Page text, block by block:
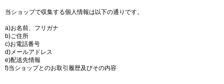
当ショップで収集する個人情報は以下の通りです。
a)お名前、フリガナ
b)ご住所
c)お電話番号
d)メールアドレス
e)配送先情報
f)当ショップとのお取引履歴及びその内容